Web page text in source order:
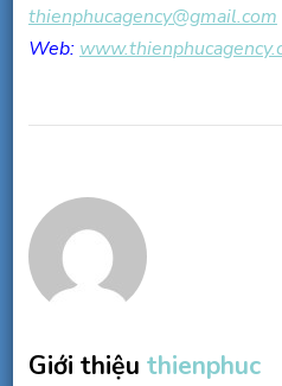
thienphucagency@gmail.com
Web:
Giới thiệu thienphuc